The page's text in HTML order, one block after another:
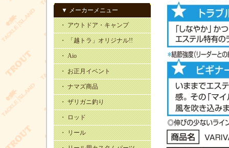
▼ メーカーメニュー
・ アウトドア・キャンプ
・ 「越トラ」オリジナル!!
・ Aio
・ お正月イベント
・ ナマズ商品
・ ザリガニ釣り
・ ロッド
・ リール